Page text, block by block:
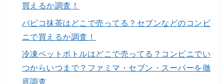
買えるか調査！
パピコ抹茶はどこで売ってる？セブンなどのコンビ
ニで買えるか調査！
冷凍ペットボトルはどこで売ってる？コンビニでい
つからいつまで？ファミマ・セブン・スーパーを徹
底調査